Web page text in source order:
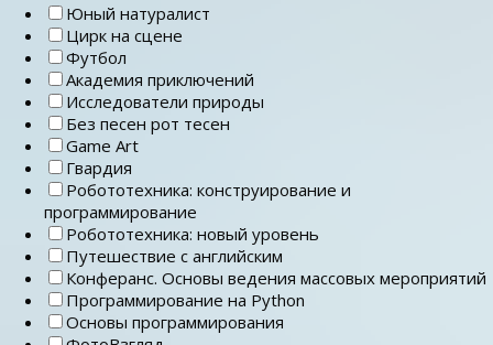
Юный натуралист
Цирк на сцене
Футбол
Академия приключений
Исследователи природы
Без песен рот тесен
Game Art
Гвардия
Робототехника: конструирование и
программирование
Робототехника: новый уровень
Путешествие с английским
Конферанс. Основы ведения массовых мероприятий
Программирование на Python
Основы программирования